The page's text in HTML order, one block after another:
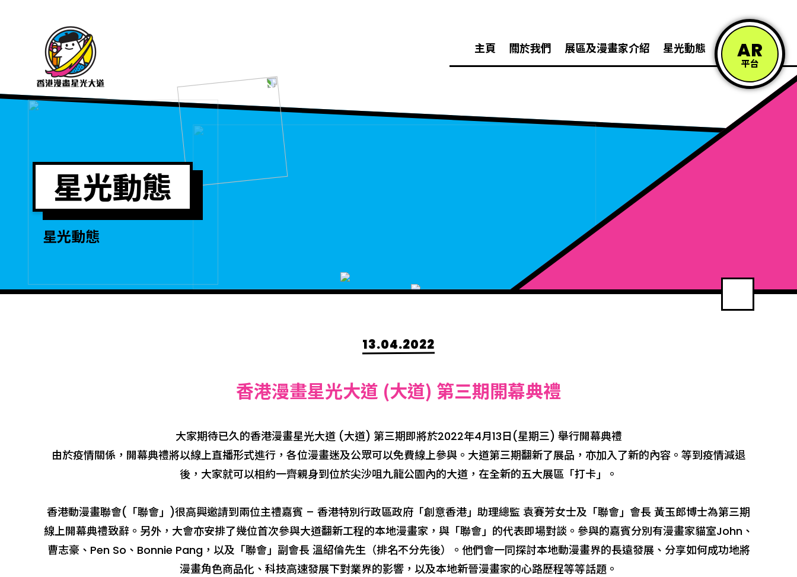
主頁 關於我們 展區及漫畫家介紹 星光動態 聯絡我們
AR
平台
星光動態
星光動態
13.04.2022
香港漫畫星光大道 (大道) 第三期開幕典禮
大家期待已久的香港漫畫星光大道 (大道) 第三期即將於2022年4月13日(星期三) 舉行開幕典禮
由於疫情關係，開幕典禮將以線上直播形式進行，各位漫畫迷及公眾可以免費線上參與。大道第三期翻新了展品，亦加入了新的內容。等到疫情減退
後，大家就可以相約一齊親身到位於尖沙咀九龍公園內的大道，在全新的五大展區「打卡」。
香港動漫畫聯會(「聯會」)很高興邀請到兩位主禮嘉賓 – 香港特別行政區政府「創意香港」助理總監 袁賽芳女士及「聯會」會長 黃玉郎博士為第三期
線上開幕典禮致辭。另外，大會亦安排了幾位首次參與大道翻新工程的本地漫畫家，與「聯會」的代表即場對談。參與的嘉賓分別有漫畫家貓室John、
曹志豪、Pen So、Bonnie Pang，以及「聯會」副會長 溫紹倫先生（排名不分先後）。他們會一同探討本地動漫畫界的長遠發展、分享如何成功地將
漫畫角色商品化、科技高速發展下對業界的影響，以及本地新晉漫畫家的心路歷程等等話題。